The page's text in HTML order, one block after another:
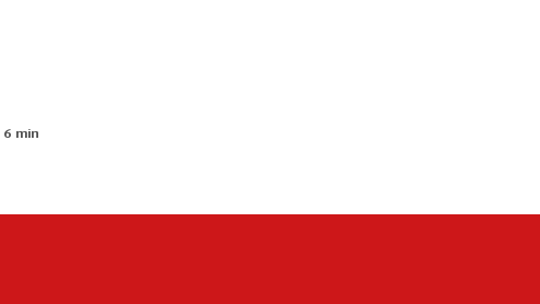
min